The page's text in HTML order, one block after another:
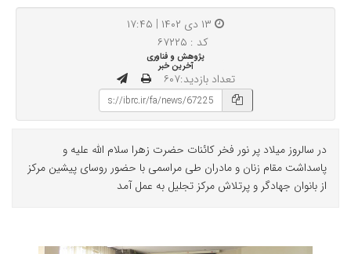
کد : ۶۷۲۲۵
پژوهش و فناوری
آخرین خبر
تعداد بازدید:۶۰۷
در سالروز میلاد پر نور فخر کائنات حضرت زهرا سلام الله علیه و
پاسداشت مقام زنان و مادران طی مراسمی با حضور روسای پیشین مرکز
از بانوان جهادگر و پرتلاش مرکز تجلیل به عمل آمد